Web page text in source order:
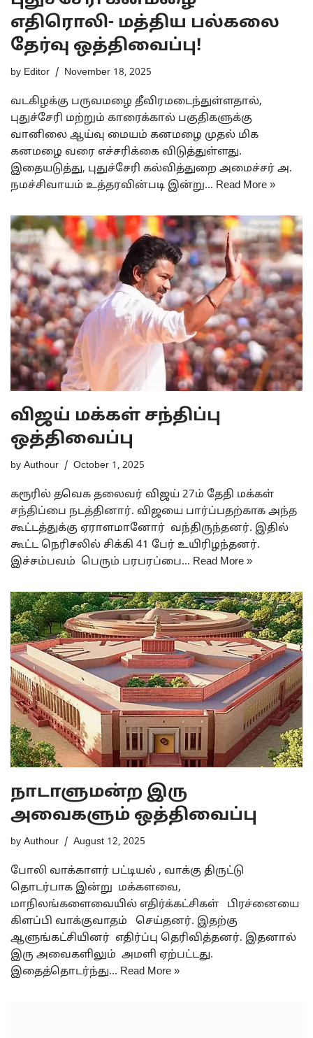
எதிரொலி- மத்திய பல்கலை
தேர்வு ஒத்திவைப்பு!
by Editor November 18, 2025
வடகிழக்கு பருவமழை தீவிரமடைந்துள்ளதால்,
புதுச்சேரி மற்றும் காரைக்கால் பகுதிகளுக்கு
வானிலை ஆய்வு மையம் கனமழை முதல் மிக
கனமழை வரை எச்சரிக்கை விடுத்துள்ளது.
இதையடுத்து, புதுச்சேரி கல்வித்துறை அமைச்சர் அ.
நமச்சிவாயம் உத்தரவின்படி இன்று… Read More »
விஜய் மக்கள் சந்திப்பு
ஒத்திவைப்பு
by Authour October 1, 2025
கரூரில் தவெக தலைவர் விஜய் 27ம் தேதி மக்கள்
சந்திப்பை நடத்தினார். விஜயை பார்ப்பதற்காக அந்த
கூட்டத்துக்கு ஏராளமானோர் வந்திருந்தனர். இதில்
கூட்ட நெரிசலில் சிக்கி 41 பேர் உயிரிழந்தனர்.
இச்சம்பவம் பெரும் பரபரப்பை… Read More »
நாடாளுமன்ற இரு
அவைகளும் ஒத்திவைப்பு
by Authour August 12, 2025
போலி வாக்காளர் பட்டியல் , வாக்கு திருட்டு
தொடர்பாக இன்று மக்களவை,
மாநிலங்களைவையில் எதிர்க்கட்சிகள் பிரச்னையை
கிளப்பி வாக்குவாதம் செய்தனர். இதற்கு
ஆளுங்கட்சியினர் எதிர்ப்பு தெரிவித்தனர். இதனால்
இரு அவைகளிலும் அமளி ஏற்பட்டது.
இதைத்தொடர்ந்து… Read More »